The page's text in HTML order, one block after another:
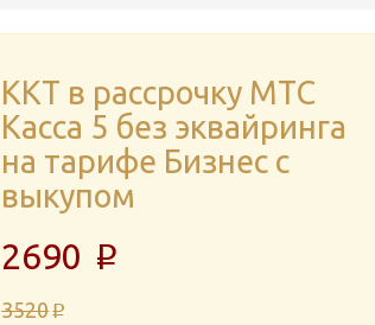
ККТ в рассрочку МТС
Касса 5 без эквайринга
на тарифе Бизнес с
выкупом
2690 p
3520p